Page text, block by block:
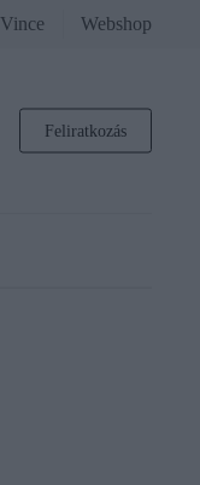
Vince Webshop
Feliratkozás